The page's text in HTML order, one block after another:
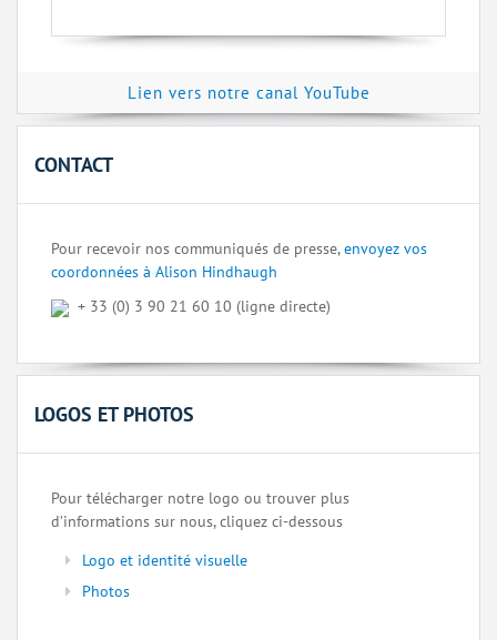
Lien vers notre canal YouTube
CONTACT
Pour recevoir nos communiqués de presse,envoyez vos
coordonnées à Alison Hindhaugh
+ 33 (0) 3 90 21 60 10 (ligne directe)
LOGOS ET PHOTOS
Pour télécharger notre logo ou trouver plus
d’informations sur nous, cliquez ci-dessous
Logo et identité visuelle
Photos